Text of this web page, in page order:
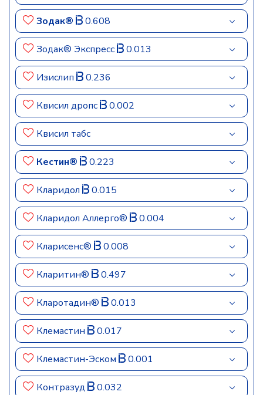
Зодак® 0.608
Зодак® Экспресс 0.013
Изислип 0.236
Квисил дропс 0.002
Квисил табс
Кестин® 0.223
Кларидол 0.015
Кларидол Аллерго® 0.004
Кларисенс® 0.008
Кларитин® 0.497
Кларотадин® 0.013
Клемастин 0.017
Клемастин-Эском 0.001
Контразуд 0.032